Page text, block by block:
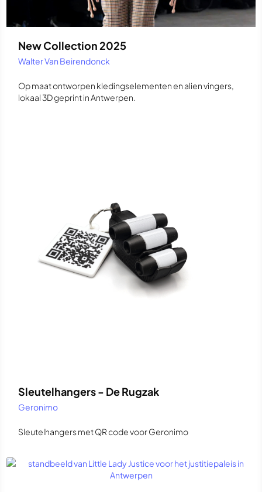
New Collection 2025
Walter Van Beirendonck
Op maat ontworpen kledingselementen en alien vingers,
lokaal 3D geprint in Antwerpen.
Sleutelhangers - De Rugzak
Geronimo
Sleutelhangers met QR code voor Geronimo